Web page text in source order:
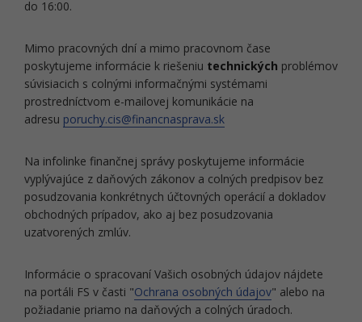
do 16:00.
Mimo pracovných dní a mimo pracovnom čase
poskytujeme informácie k riešeniu technických problémov
súvisiacich s colnými informačnými systémami
prostredníctvom e-mailovej komunikácie na
adresu poruchy.cis@financnasprava.sk
Na infolinke finančnej správy poskytujeme informácie
vyplývajúce z daňových zákonov a colných predpisov bez
posudzovania konkrétnych účtovných operácií a dokladov
obchodných prípadov, ako aj bez posudzovania
uzatvorených zmlúv.
Informácie o spracovaní Vašich osobných údajov nájdete
na portáli FS v časti "Ochrana osobných údajov" alebo na
požiadanie priamo na daňových a colných úradoch.